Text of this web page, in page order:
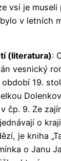
vsi je
v letních
(literatura):
vesnický
období 19.
čp. 9. Ze
o
je kniha
o Janu